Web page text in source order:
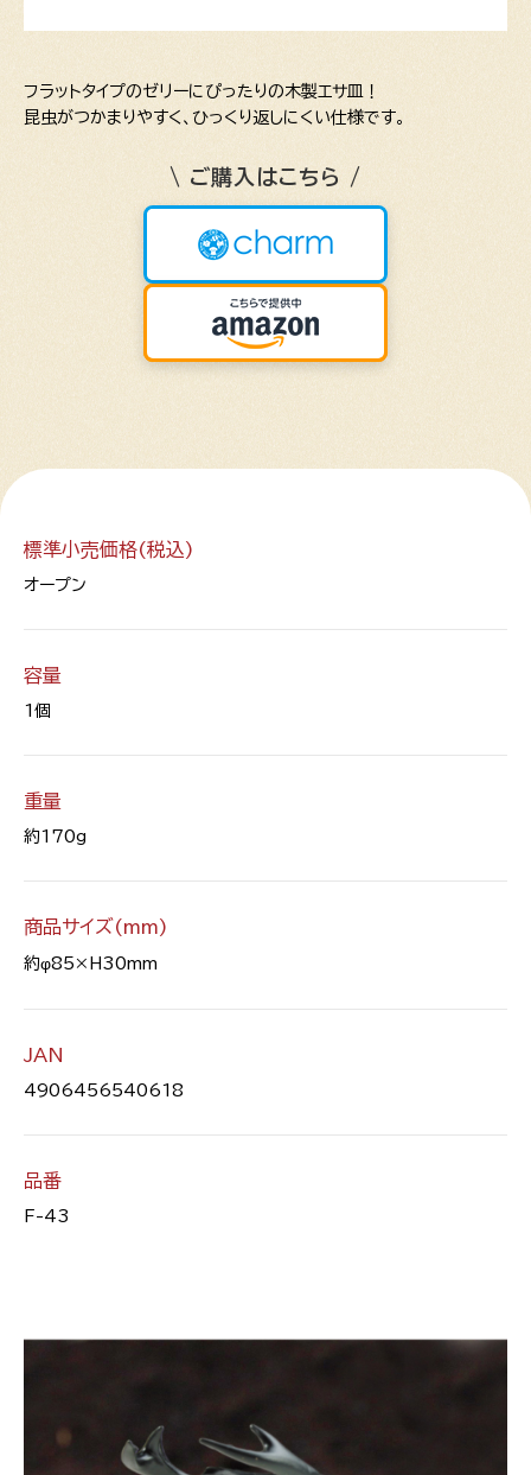
フラットタイプのゼリーにぴったりの木製エサ皿！
昆虫がつかまりやすく、ひっくり返しにくい仕様です。
\ ご購入はこちら /
標準小売価格(税込)
オープン
容量
1個
重量
約170g
商品サイズ(mm)
約φ85×H30mm
JAN
4906456540618
品番
F-43